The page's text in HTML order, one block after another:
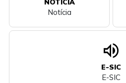
NOTÍCIA
Notícia
volume_up
E-SIC
E-SIC